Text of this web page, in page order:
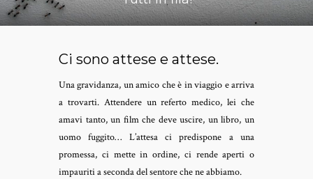
Ci sono attese e attese.
Una gravidanza, un amico che è in viaggio e arriva
a trovarti. Attendere un referto medico, lei che
amavi tanto, un film che deve uscire, un libro, un
uomo fuggito… L’attesa ci predispone a una
promessa, ci mette in ordine, ci rende aperti o
impauriti a seconda del sentore che ne abbiamo.